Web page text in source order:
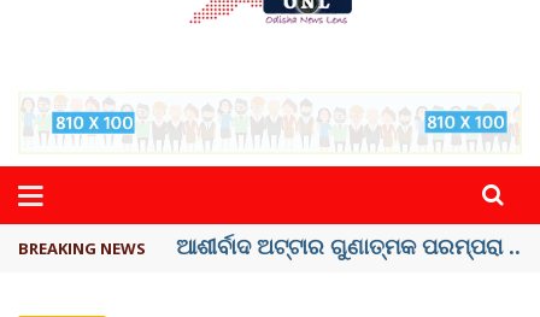
BREAKING NEWS ବେଦାନ୍ତ ଆଲୁମିନିୟର ପ୍ରକଳ୍ପ ସଙ୍ଗମ ...